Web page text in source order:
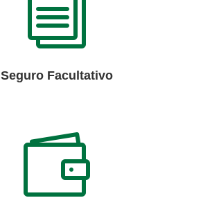
i
Seguro Facultativo
